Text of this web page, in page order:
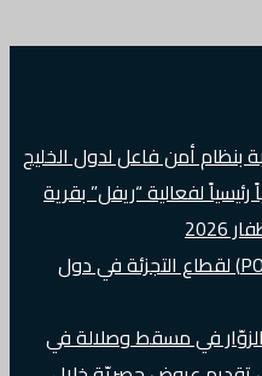
بنظام أمن فاعل لدول الخليج
لفعالية “ريفل” بقرية
زوهو تطلق حل نقاط البيع (POS) لقطاع التجزئة في دول
في مسقط وصلالة في